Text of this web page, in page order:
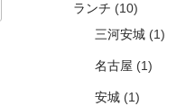
ランチ (10)
三河安城(1)
名古屋 (1)
安城(1)